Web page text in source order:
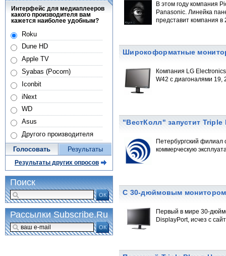
В этом году компания
Panasonic. Линейка
представит компания в
Широкоформатные
Компания LG
W42 с диагоналями
"ВестКолл" запустит Triple
Петербургский филиал
коммерческую
С 30-дюймовым монитором
Первый в мире 30-
DisplayPort, исчез с
Интерфейс для медиаплееров
какого производителя вам
кажется наиболее удобным?
Roku
Dune HD
Apple TV
Syabas (Pocorn)
Iconbit
iNext
WD
Asus
Другого производителя
Голосовать Результаты
Результаты других опросов
Поиск
ОК
Рассылки Subscribe.Ru
ОК